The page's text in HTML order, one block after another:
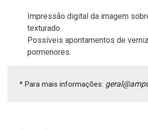
Impressão digital da imagem
texturado.
Possíveis apontamentos de
pormenores.
* Para mais informações: